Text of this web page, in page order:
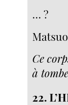
… ?
Ce
à
22.